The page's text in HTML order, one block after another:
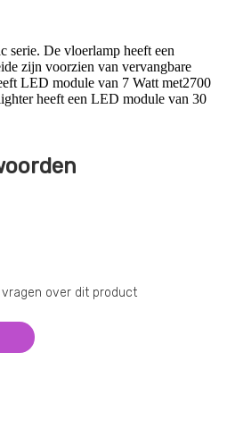
serie. De vloerlamp heeft een
zijn voorzien van vervangbare
LED module van 7 Watt met2700
heeft een LED module van 30
over dit product